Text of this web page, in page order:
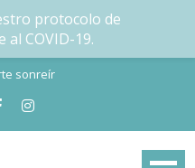
sonreír
protocolo de
COVID-19.